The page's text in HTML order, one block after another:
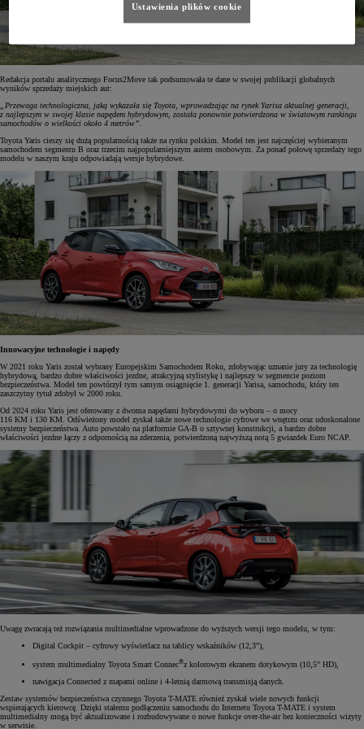
Redakcja portalu analitycznego Focus2Move tak podsumowała te dane w swojej publikacji globalnych
wyników sprzedaży miejskich aut:
„Przewaga technologiczna, jaką wykazała się Toyota, wprowadzając na rynek Yarisa aktualnej generacji,
z najlepszym w swojej klasie napędem hybrydowym, została ponownie potwierdzona w światowym rankingu
samochodów o wielkości około 4 metrów”.
Toyota Yaris cieszy się dużą popularnością także na rynku polskim. Model ten jest najczęściej wybieranym
samochodem segmentu B oraz trzecim najpopularniejszym autem osobowym. Za ponad połowę sprzedaży tego
modelu w naszym kraju odpowiadają wersje hybrydowe.
Innowacyjne technologie i napędy
W 2021 roku Yaris został wybrany Europejskim Samochodem Roku, zdobywając uznanie jury za technologię
hybrydową, bardzo dobre właściwości jezdne, atrakcyjną stylistykę i najlepszy w segmencie poziom
bezpieczeństwa. Model ten powtórzył tym samym osiągnięcie 1. generacji Yarisa, samochodu, który ten
zaszczytny tytuł zdobył w 2000 roku.
Od 2024 roku Yaris jest oferowany z dwoma napędami hybrydowymi do wyboru – o mocy
116 KM i 130 KM. Odświeżony model zyskał także nowe technologie cyfrowe we wnętrzu oraz udoskonalone
systemy bezpieczeństwa. Auto powstało na platformie GA-B o sztywnej konstrukcji, a bardzo dobre
właściwości jezdne łączy z odpornością na zderzenia, potwierdzoną najwyższą notą 5 gwiazdek Euro NCAP.
Uwagę zwracają też rozwiązania multimedialne wprowadzone do wyższych wersji tego modelu, w tym:
Digital Cockpit – cyfrowy wyświetlacz na tablicy wskaźników (12,3"),
system multimedialny Toyota Smart Connec®z kolorowym ekranem dotykowym (10,5" HD),
nawigacja Connected z mapami online i 4-letnią darmową transmisją danych.
Zestaw systemów bezpieczeństwa czynnego Toyota T-MATE również zyskał wiele nowych funkcji
wspierających kierowcę. Dzięki stałemu podłączeniu samochodu do Internetu Toyota T-MATE i system
multimedialny mogą być aktualizowane i rozbudowywane o nowe funkcje over-the-air bez konieczności wizyty
w serwisie.
Ustawienia plików cookie